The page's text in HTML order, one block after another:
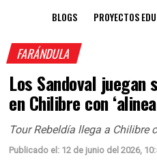
BLOGS PROYECTOS
FARÁNDULA
Los Sandoval juegan
en Chilibre con
Tour Rebeldía llega a Chilibre
Publicado el: 12 de junio del 2026,